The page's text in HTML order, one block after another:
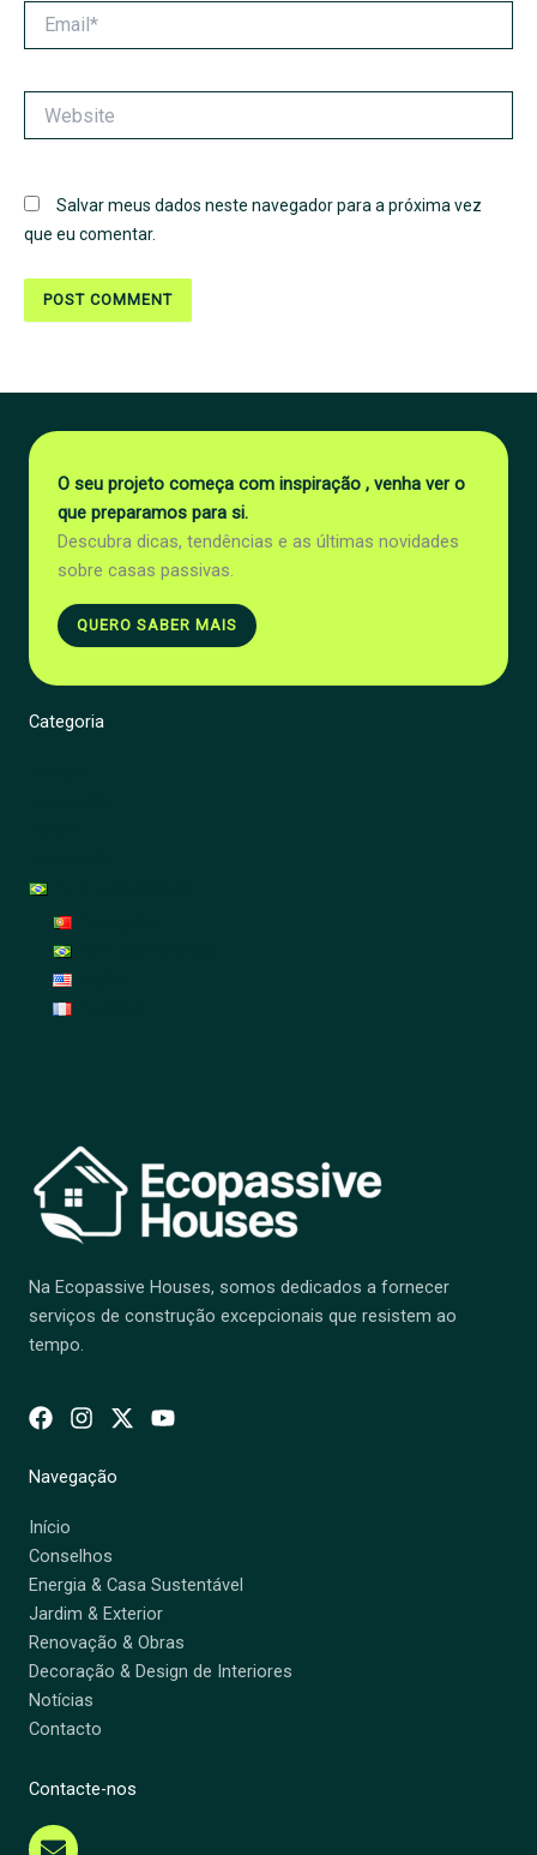
Salvar meus dados neste navegador para a próxima vez
que eu comentar.
O seu projeto começa com inspiração , venha ver o
que preparamos para si.
Descubra dicas, tendências e as últimas novidades
sobre casas passivas.
QUERO SABER MAIS
Categoria
Na Ecopassive Houses, somos dedicados a fornecer
serviços de construção excepcionais que resistem ao
tempo.
Navegação
Início
Conselhos
Energia & Casa Sustentável
Jardim & Exterior
Renovação & Obras
Decoração & Design de Interiores
Notícias
Contacto
Contacte-nos